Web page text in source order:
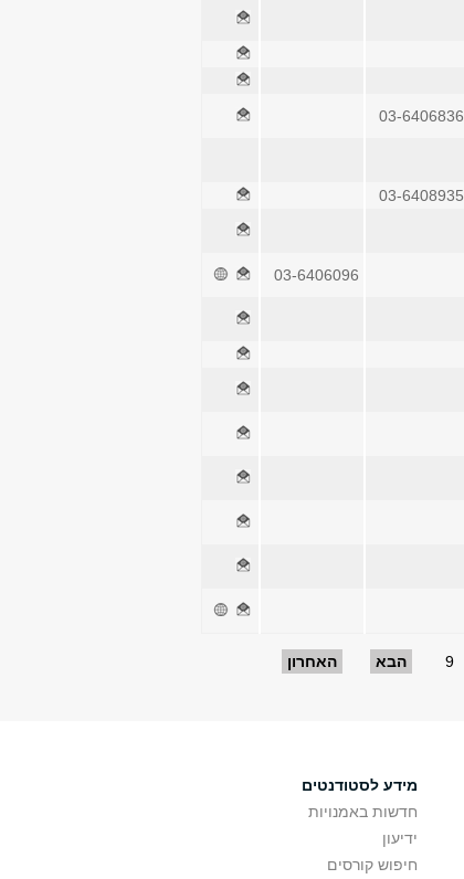
03-6406836
03-6408935
03-6406096
9 הבא האחרון
מידע לסטודנטים
חדשות באמנויות
ידיעון
חיפוש קורסים